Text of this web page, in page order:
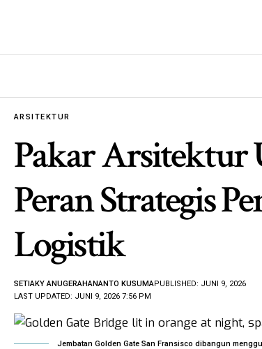
ARSITEKTUR
Pakar Arsitektur
Peran Strategis
Logistik
LAST UPDATED: JUNI 9, 2026 7:56 PM
SETIAKY ANUGERAHANANTO KUSUMAPUBLISHED: JUNI 9, 2026
Jembatan Golden Gate San Fransisco dibangun